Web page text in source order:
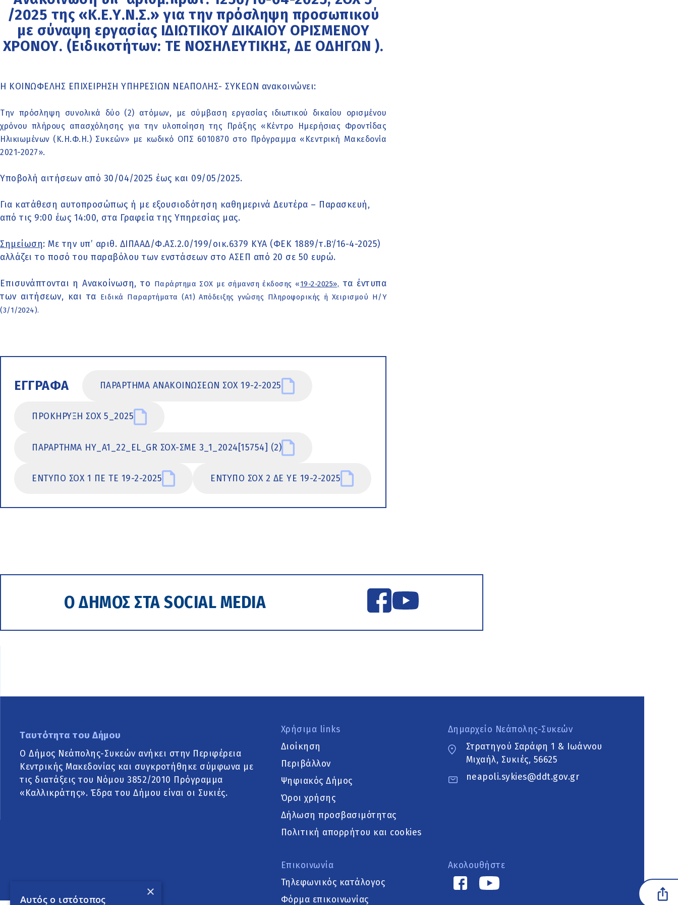
/2025 της «Κ.Ε.Υ.Ν.Σ.» για την πρόσληψη προσωπικού
με σύναψη εργασίας ΙΔΙΩΤΙΚΟΥ ΔΙΚΑΙΟΥ ΟΡΙΣΜΕΝΟΥ
ΧΡΟΝΟΥ. (Ειδικοτήτων: ΤΕ ΝΟΣΗΛΕΥΤΙΚΗΣ, ΔΕ ΟΔΗΓΩΝ ).
Η ΚΟΙΝΩΦΕΛΗΣ ΕΠΙΧΕΙΡΗΣΗ ΥΠΗΡΕΣΙΩΝ ΝΕΑΠΟΛΗΣ- ΣΥΚΕΩΝ ανακοινώνει:
Την πρόσληψη συνολικά δύο (2) ατόμων, με σύμβαση εργασίας ιδιωτικού δικαίου ορισμένου
χρόνου πλήρους απασχόλησης για την υλοποίηση της Πράξης «Κέντρο Ημερήσιας Φροντίδας
Ηλικιωμένων (Κ.Η.Φ.Η.) Συκεών» με κωδικό ΟΠΣ 6010870 στο Πρόγραμμα «Κεντρική Μακεδονία
2021-2027».
Υποβολή αιτήσεων από 30/04/2025 έως και 09/05/2025.
Για κατάθεση αυτοπροσώπως ή με εξουσιοδότηση καθημερινά Δευτέρα – Παρασκευή,
από τις 9:00 έως 14:00, στα Γραφεία της Υπηρεσίας μας.
Σημείωση: Με την υπ’ αριθ. ΔΙΠΑΑΔ/Φ.ΑΣ.2.0/199/οικ.6379 ΚΥΑ (ΦΕΚ 1889/τ.Β΄/16-4-2025)
αλλάζει το ποσό του παραβόλου των ενστάσεων στο ΑΣΕΠ από 20 σε 50 ευρώ.
Επισυνάπτονται η Ανακοίνωση, το Παράρτημα ΣΟΧ με σήμανση έκδοσης «19-2-2025», τα έντυπα
των αιτήσεων, και τα Ειδικά Παραρτήματα (Α1) Απόδειξης γνώσης Πληροφορικής ή Χειρισμού Η/Υ
(3/1/2024).
ΕΓΓΡΑΦΑ ΠΑΡΑΡΤΗΜΑ ΑΝΑΚΟΙΝΩΣΕΩΝ ΣΟΧ 19-2-2025
ΠΡΟΚΗΡΥΞΗ ΣΟΧ 5_2025
ΠΑΡΑΡΤΗΜΑ ΗΥ_A1_22_EL_GR ΣΟΧ-ΣΜΕ 3_1_2024[15754] (2)
ΕΝΤΥΠΟ ΣΟΧ 1 ΠΕ ΤΕ 19-2-2025 ΕΝΤΥΠΟ ΣΟΧ 2 ΔΕ ΥΕ 19-2-2025
Ο ΔΗΜΟΣ ΣΤΑ SOCIAL MEDIA
Ταυτότητα του Δήμου
Ο Δήμος Νεάπολης-Συκεών ανήκει στην Περιφέρεια
Κεντρικής Μακεδονίας και συγκροτήθηκε σύμφωνα με
τις διατάξεις του Νόμου 3852/2010 Πρόγραμμα
«Καλλικράτης». Έδρα του Δήμου είναι οι Συκιές.
Χρήσιμα links
Διοίκηση
Περιβάλλον
Ψηφιακός Δήμος
Όροι χρήσης
Δήλωση προσβασιμότητας
Πολιτική απορρήτου και cookies
Επικοινωνία
Τηλεφωνικός κατάλογος
Φόρμα επικοινωνίας
Δημαρχείο Νεάπολης-Συκεών
Στρατηγού Σαράφη 1 & Ιωάννου
Μιχαήλ, Συκιές, 56625
neapoli.sykies@ddt.gov.gr
Ακολουθήστε
×
Αυτός ο ιστότοπος